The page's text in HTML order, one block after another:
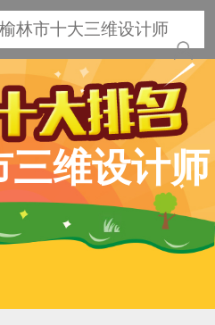
林市十大三维设计师
三维设计师